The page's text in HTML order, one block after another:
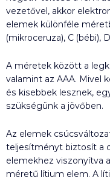
vezetővel, akkor
elemek különféle
(mikroceruza), C (bébi),
A méretek között a
valamint az AAA. Mivel
és kisebbek lesznek,
szükségünk a jövőben.
Az elemek
teljesítményt biztosít a
elemekhez viszonyítva
méretű lítium elem. A